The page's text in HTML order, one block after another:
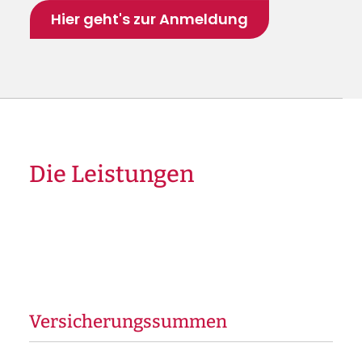
Hier geht's zur Anmeldung
Die Leistungen
Versicherungssummen